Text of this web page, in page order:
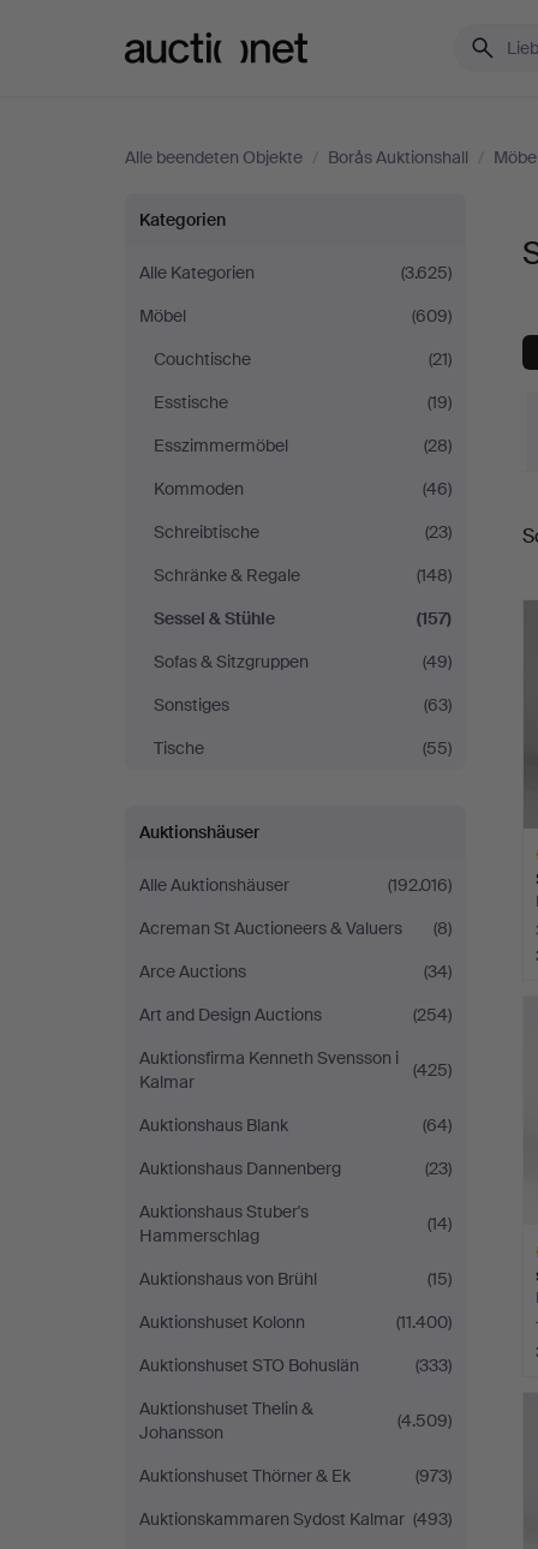
Alle beendeten Objekte / Borås Auktionshall /
Sessel
&
Stühle
bei
Borås
Auktionshall
Kategorien
Alle Kategorien
(3.625)
Möbel
(609)
Couchtische
(21)
Esstische
(19)
Esszimmermöbel
(28)
Kommoden
(46)
Schreibtische
(23)
Schränke & Regale
(148)
Sessel & Stühle
(157)
Sofas & Sitzgruppen
(49)
Sonstiges
(63)
Tische
(55)
Auktionshäuser
Alle Auktionshäuser
(192.016)
Acreman St Auctioneers & Valuers
(8)
Arce Auctions
(34)
Art and Design Auctions
(254)
Auktionsfirma Kenneth Svensson i
Kalmar
(425)
Auktionshaus Blank
(64)
Auktionshaus Dannenberg
(23)
Auktionshaus Stuber's
Hammerschlag
(14)
Auktionshaus von Brühl
(15)
Auktionshuset Kolonn
(11.400)
Auktionshuset STO Bohuslän
(333)
Auktionshuset Thelin &
Johansson
(4.509)
Auktionshuset Thörner & Ek
(973)
Auktionskammaren Sydost Kalmar (493)